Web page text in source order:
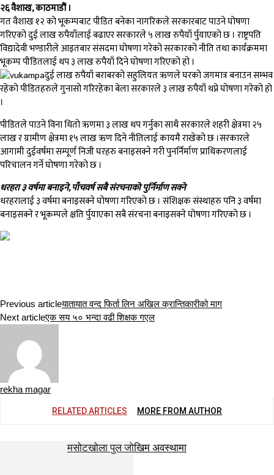
२६ वैशाख, काठमाडौं ।
गत वैशाख १२ को भूकम्पबाट पीडित बनेका नागरिकले सरकारबाट पाउने घोषणा
गरिएको दुई लाख रुपैयाँलाई बढाएर सरकारले ५ लाख रुपैयाँ र्पुयाएको छ । राष्ट्रपति
विद्यादेवी भण्डारीले आइतबार संसदमा घोषणा गरेको सरकारको नीति तथा कार्यक्रममा
भूकम्प पीडितलाई थप ३ लाख रुपैयाँ दिने घोषणा गरिएको हो ।
दुई लाख रुपैयाँ बराबरको सहुलियत ऋणले घरको जगमात्र बनाउन सम्भव
रहेको पीडितहरुले गुनासो गरिरहेका बेला सरकारले ३ लाख रुपैयाँ थप्ने घोषणा गरेको हो
।
पीडितले पाउने विना धितो ऋणमा ३ लाख थप गर्नुका साथै सरकारले शहरी क्षेत्रमा २५
लाख र ग्रामीण क्षेत्रमा १५ लाख ऋण दिने नीतिलाई कायमै राखेको छ ।सरकारले
आगामी दुईवर्षमा सम्पूर्ण निजी घरहरु बनाइसक्ने गरी पुनर्निर्माण प्राधिकरणलाई
परिचालन गर्ने घोषणा गरेको छ ।
धरहरा ३ वर्षमा बनाइने, पाँचवर्ष सबै संरचनाको पुर्निर्माण सक्ने
धरहरालाई ३ वर्षमा बनाइसक्ने घोषणा गरिएको छ । संशिक्षक संस्थाहरु पनि ३ वर्षमा
बनाइसक्ने र भूकम्पले क्षति र्पुयाएका सबै संरचना बनाइसक्ने घोषणा गरिएको छ ।
Previous articleयातायात वन्द फिर्ता लिन अखिल क्रान्तिकारीको माग
Next articleएक सय ५० भन्दा वढी शिक्षक गएल
rekha magar
RELATED ARTICLES MORE FROM AUTHOR
मसोटखोला पुल जोखिम अवस्थामा